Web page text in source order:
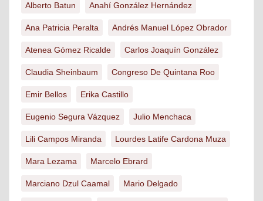
Alberto Batun Anahí González Hernández
Ana Patricia Peralta Andrés Manuel López Obrador
Atenea Gómez Ricalde Carlos Joaquín González
Claudia Sheinbaum Congreso De Quintana Roo
Emir Bellos Erika Castillo
Eugenio Segura Vázquez Julio Menchaca
Lili Campos Miranda Lourdes Latife Cardona Muza
Mara Lezama Marcelo Ebrard
Marciano Dzul Caamal Mario Delgado